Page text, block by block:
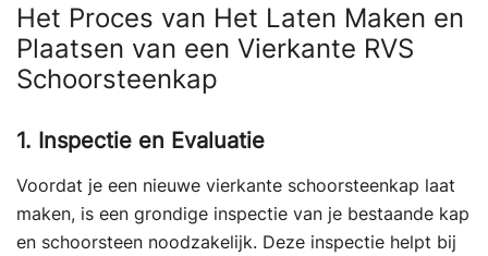
Het Proces van Het Laten Maken en
Plaatsen van een Vierkante RVS
Schoorsteenkap
1. Inspectie en Evaluatie
Voordat je een nieuwe vierkante schoorsteenkap laat
maken, is een grondige inspectie van je bestaande kap
en schoorsteen noodzakelijk. Deze inspectie helpt bij